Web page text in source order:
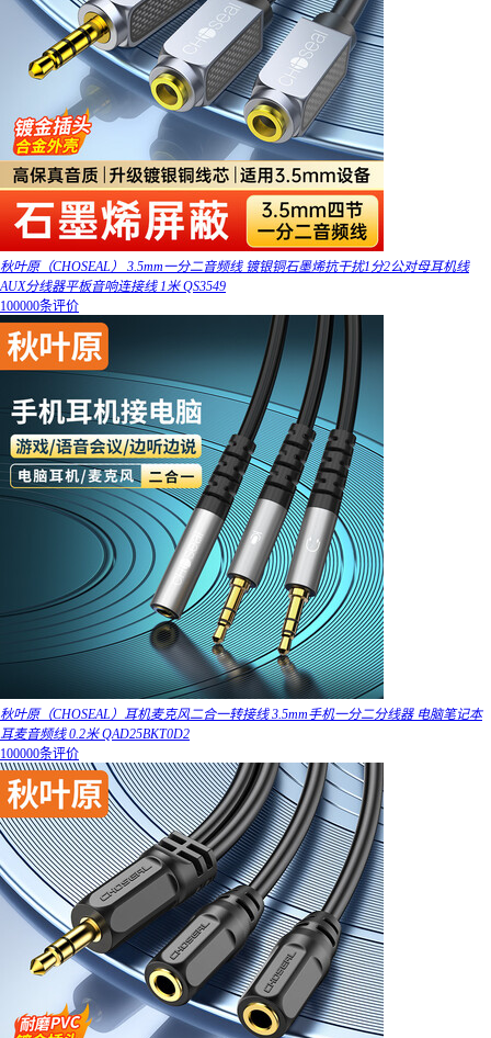
秋叶原（CHOSEAL） 3.5mm一分二音频线 镀银铜石墨烯抗干扰1分2公对母耳机线
AUX分线器平板音响连接线 1米 QS3549
100000条评价
秋叶原（CHOSEAL）耳机麦克风二合一转接线 3.5mm手机一分二分线器 电脑笔记本
耳麦音频线 0.2米 QAD25BKT0D2
100000条评价